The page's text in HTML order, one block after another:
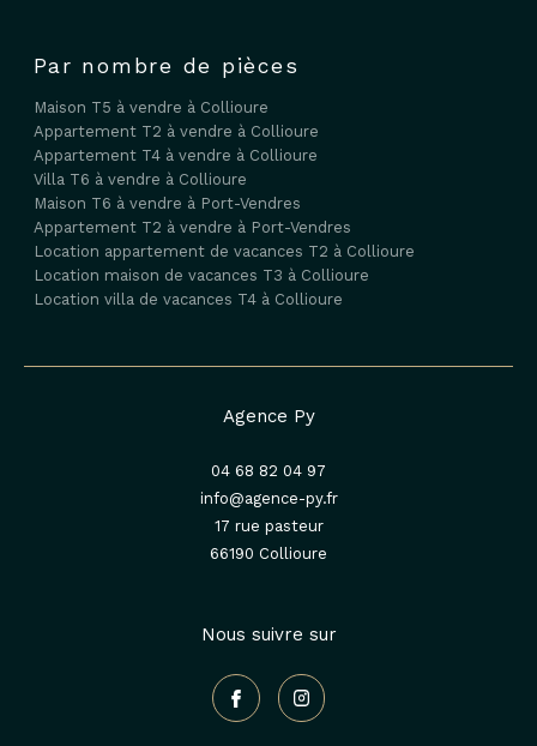
Par nombre de pièces
Maison T5 à vendre à Collioure
Appartement T2 à vendre à Collioure
Appartement T4 à vendre à Collioure
Villa T6 à vendre à Collioure
Maison T6 à vendre à Port-Vendres
Appartement T2 à vendre à Port-Vendres
Location appartement de vacances T2 à Collioure
Location maison de vacances T3 à Collioure
Location villa de vacances T4 à Collioure
Agence Py
04 68 82 04 97
info@agence-py.fr
17 rue pasteur
66190
collioure
Nous suivre sur